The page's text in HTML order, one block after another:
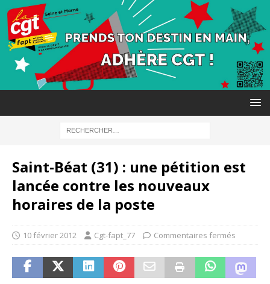
Saint-Béat (31) : une pétition est
lancée contre les nouveaux
horaires de la poste
10 février 2012 Cgt-fapt_77 Commentaires fermés